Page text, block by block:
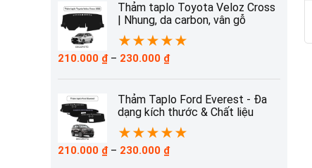
Thảm taplo Toyota Veloz Cross
| Nhung, da carbon, vân gỗ
★★★★★
210.000 ₫ – 230.000 ₫Khoảng
từ
210.000 ₫
đến
Thảm Taplo Ford Everest - Đa
dạng kích thước & Chất liệu
★★★★★
210.000 ₫ – 230.000 ₫Khoảng